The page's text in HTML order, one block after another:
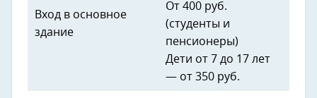
Вход в основное
здание
От 400 руб.
(студенты и
пенсионеры)
Дети от 7 до 17 лет
— от 350 руб.